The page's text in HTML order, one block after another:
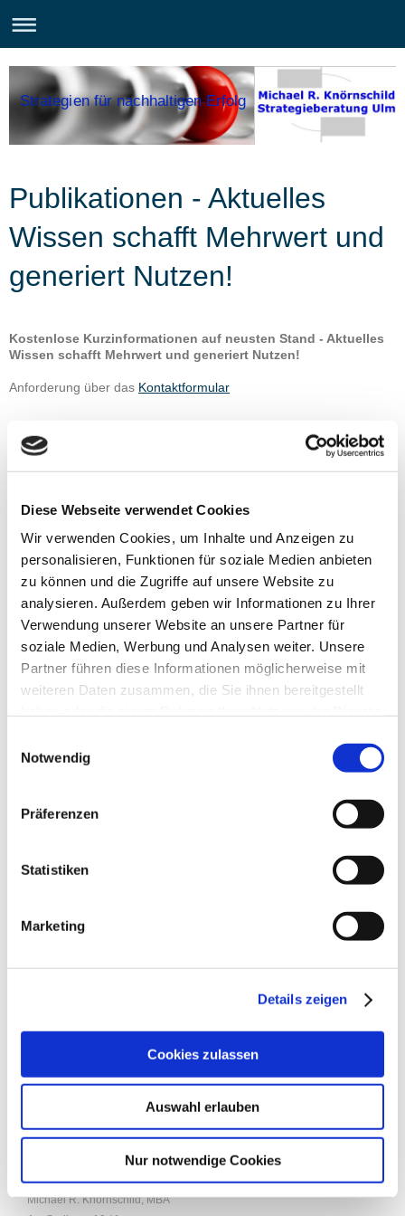
Diese Webseite verwendet Cookies
Wir verwenden Cookies, um Inhalte und Anzeigen zu
personalisieren, Funktionen für soziale Medien anbieten
zu können und die Zugriffe auf unsere Website zu
analysieren. Außerdem geben wir Informationen zu Ihrer
Verwendung unserer Website an unsere Partner für
soziale Medien, Werbung und Analysen weiter. Unsere
Partner führen diese Informationen möglicherweise mit
weiteren Daten zusammen, die Sie ihnen bereitgestellt
Notwendig
Präferenzen
Statistiken
Marketing
Details zeigen
Cookies zulassen
Auswahl erlauben
Nur notwendige Cookies
Strategien für nachhaltigen Erfolg
Publikationen - Aktuelles
Wissen schafft Mehrwert und
generiert Nutzen!
Kostenlose Kurzinformationen auf neusten Stand - Aktuelles
Wissen schafft Mehrwert und generiert Nutzen!
Anforderung über das Kontaktformular
Grundzüge der Sanierung und Restrukturierung.
Zahlungsunfähig oder nicht: Die wichtige Abgrenzung
Zahlungsunfähigkeit und Zahlungsstockung.
Interim Management ein Erfolgsmodell im Mittelstand.
Die Balanced Scorecard als Beratungsansatz für eine
Bewertungsansätze für eine Betriebsübergabe bei KMU.
Die Balanced Scorecard in der Sanierung von KMU.
Anbieter:
Michael R. Knörnschild, MBA